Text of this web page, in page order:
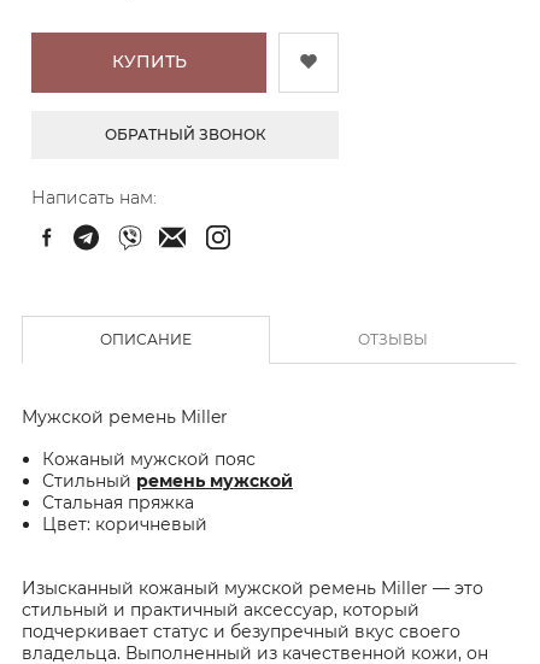
КУПИТЬ
ОБРАТНЫЙ ЗВОНОК
Написать нам:
ОПИСАНИЕ ОТЗЫВЫ
Мужской ремень Miller
Кожаный мужской пояс
Стильный ремень мужской
Стальная пряжка
Цвет: коричневый
Изысканный кожаный мужской ремень Miller — это
стильный и практичный аксессуар, который
подчеркивает статус и безупречный вкус своего
владельца. Выполненный из качественной кожи, он